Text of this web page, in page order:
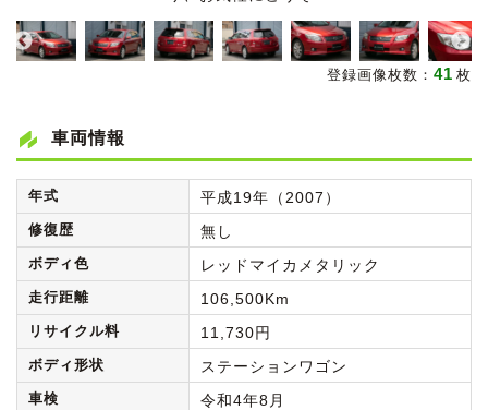
登録画像枚数： 41 枚
車両情報
年式 平成19年（2007）
修復歴 無し
ボディ色 レッドマイカメタリック
走行距離 106,500Km
リサイクル料 11,730円
ボディ形状 ステーションワゴン
車検 令和4年8月